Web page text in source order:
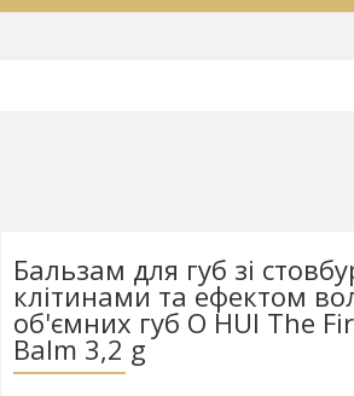
Бальзам для губ зі
клітинами та ефектом
об'ємних губ O HUI The
Balm 3,2 g